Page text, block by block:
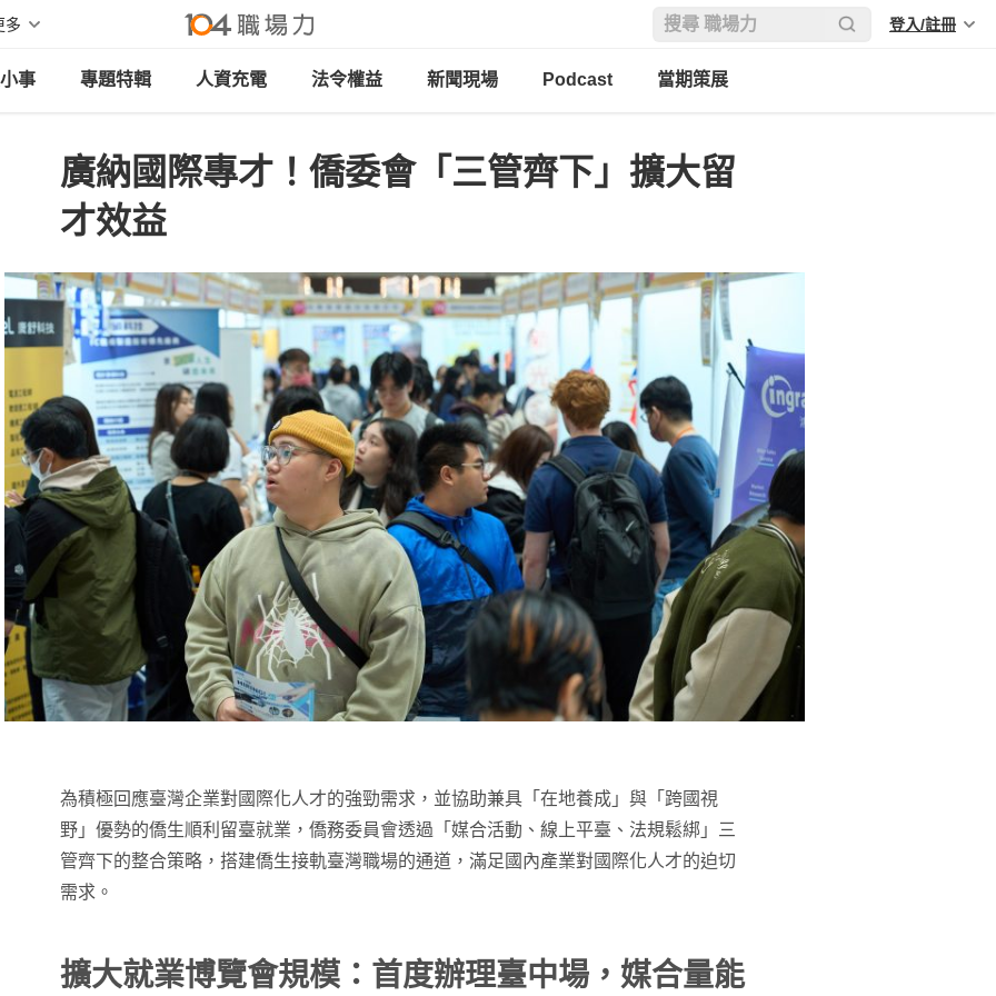
多 登入/註冊
事 專題特輯 人資充電 法令權益 新聞現場 Podcast 當期策展
廣納國際專才！僑委會「三管齊下」擴大留
才效益
為積極回應臺灣企業對國際化人才的強勁需求，並協助兼具「在地養成」與「跨國視
野」優勢的僑生順利留臺就業，僑務委員會透過「媒合活動、線上平臺、法規鬆綁」三
管齊下的整合策略，搭建僑生接軌臺灣職場的通道，滿足國內產業對國際化人才的迫切
需求。
擴大就業博覽會規模：首度辦理臺中場，媒合量能